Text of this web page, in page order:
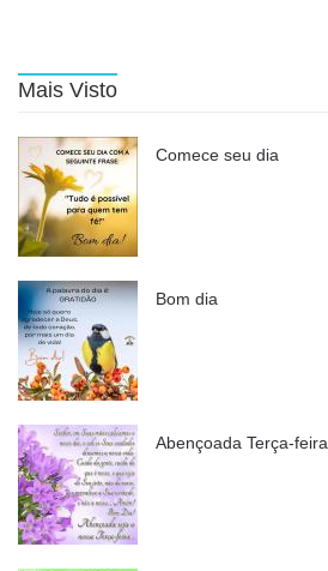
Mais Visto
Comece seu dia
Bom dia
Abençoada Terça-feira